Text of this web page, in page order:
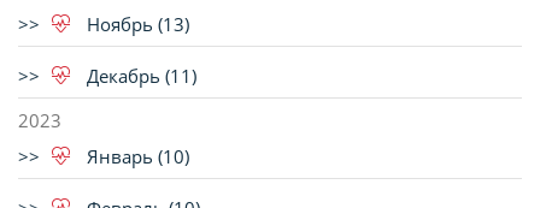
Ноябрь (13)
Декабрь (11)
2023
Январь (10)